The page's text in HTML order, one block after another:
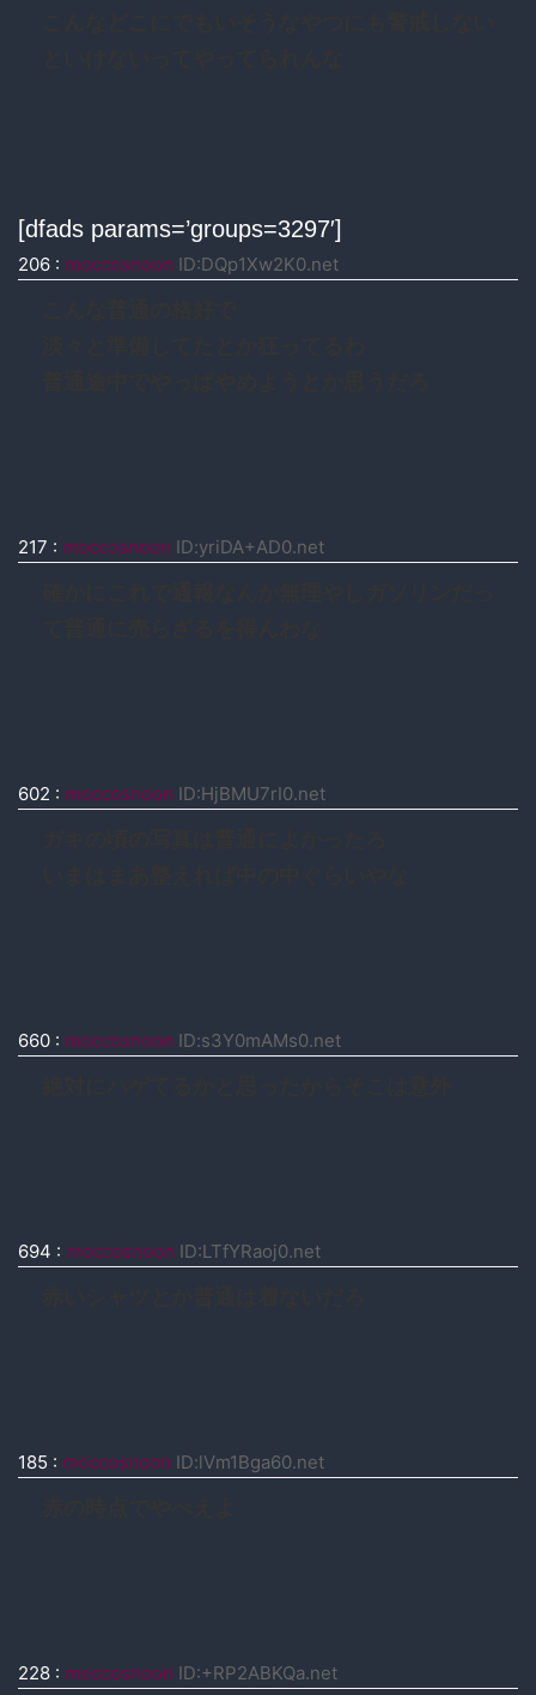
[dfads params=’groups=3297′]
206 : moccosnoon ID:DQp1Xw2K0.net
217 : moccosnoon ID:yriDA+AD0.net
602 : moccosnoon ID:HjBMU7rI0.net
660 : moccosnoon ID:s3Y0mAMs0.net
694 : moccosnoon ID:LTfYRaoj0.net
185 : moccosnoon ID:lVm1Bga60.net
228 : moccosnoon ID:+RP2ABKQa.net